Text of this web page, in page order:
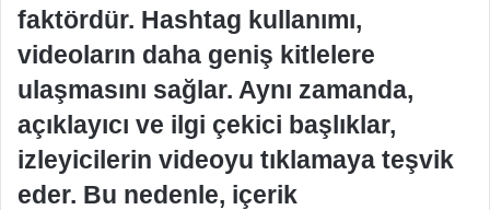
faktördür. Hashtag kullanımı,
videoların daha geniş kitlelere
ulaşmasını sağlar. Aynı zamanda,
açıklayıcı ve ilgi çekici başlıklar,
izleyicilerin videoyu tıklamaya teşvik
eder. Bu nedenle, içerik